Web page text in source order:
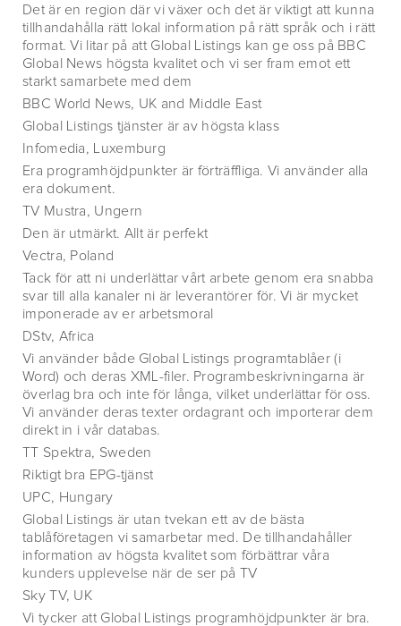
Det är en region där vi växer och det är viktigt att kunna
tillhandahålla rätt lokal information på rätt språk och i rätt
format. Vi litar på att Global Listings kan ge oss på BBC
Global News högsta kvalitet och vi ser fram emot ett
starkt samarbete med dem
BBC World News, UK and Middle East
Global Listings tjänster är av högsta klass
Infomedia, Luxemburg
Era programhöjdpunkter är förträffliga. Vi använder alla
era dokument.
TV Mustra, Ungern
Den är utmärkt. Allt är perfekt
Vectra, Poland
Tack för att ni underlättar vårt arbete genom era snabba
svar till alla kanaler ni är leverantörer för. Vi är mycket
imponerade av er arbetsmoral
DStv, Africa
Vi använder både Global Listings programtablåer (i
Word) och deras XML-filer. Programbeskrivningarna är
överlag bra och inte för långa, vilket underlättar för oss.
Vi använder deras texter ordagrant och importerar dem
direkt in i vår databas.
TT Spektra, Sweden
Riktigt bra EPG-tjänst
UPC, Hungary
Global Listings är utan tvekan ett av de bästa
tablåföretagen vi samarbetar med. De tillhandahåller
information av högsta kvalitet som förbättrar våra
kunders upplevelse när de ser på TV
Sky TV, UK
Vi tycker att Global Listings programhöjdpunkter är bra.